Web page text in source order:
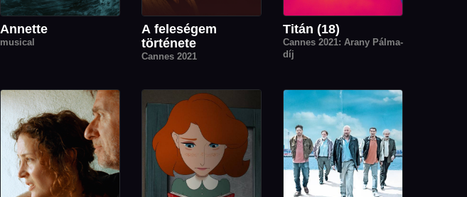
Annette
musical
A feleségem
története
Cannes 2021
Titán (18)
Cannes 2021: Arany Pálma-
díj